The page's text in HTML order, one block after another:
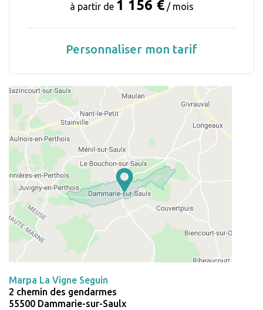
à partir de 1 156 €/ mois
Personnaliser mon tarif
Marpa La Vigne Seguin
2 chemin des gendarmes
55500 Dammarie-sur-Saulx